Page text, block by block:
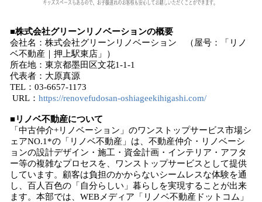
■株式会社グリーンリノベーションの概要
会社名：株式会社グリーンリノベーション （屋号：「リノ
ベ不動産｜押上駅東店」）
所在地：東京都墨田区文花1-1-1
代表者：大原真源
TEL：03-6657-1173
URL： https://renovefudosan-oshiageekihigashi.com/
■リノベ不動産について
「中古仲介+リノベーション」のワンストップサービス市場シ
ェアNO.1*の「リノベ不動産」は、不動産仲介・リノベーシ
ョンの設計デザイン・施工・資金計画・インテリア・アフタ
ー等の複雑なプロセスを、ワンストップサービスとして提供
しています。顧客は負担のかからないシームレスな体験を通
し、百人百色の「自分らしい」暮らしを実現することが出来
ます。本部では、WEBメディア「リノベ不動産ドットコム」